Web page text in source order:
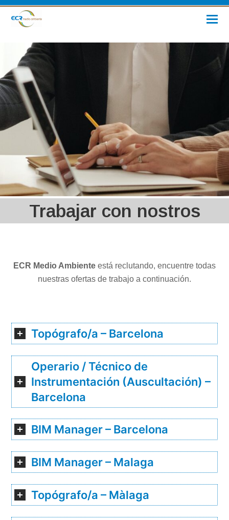
Trabajar con nostros
ECR Medio Ambiente está reclutando, encuentre todas
nuestras ofertas de trabajo a continuación.
Topógrafo/a – Barcelona
Operario / Técnico de
Instrumentación (Auscultación) –
Barcelona
BIM Manager – Barcelona
BIM Manager – Malaga
Topógrafo/a – Màlaga